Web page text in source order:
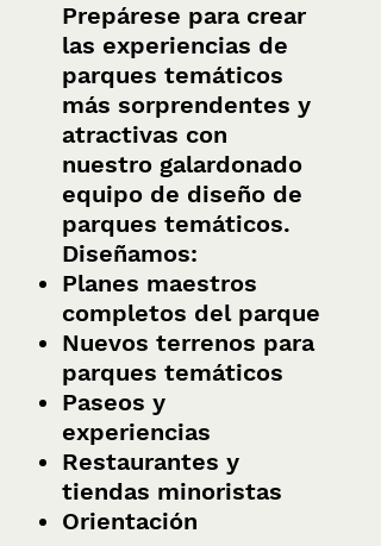
Prepárese para crear
las experiencias de
parques temáticos
más sorprendentes y
atractivas con
nuestro galardonado
equipo de diseño de
parques temáticos.
Diseñamos:
Planes maestros
completos del parque
Nuevos terrenos para
parques temáticos
Paseos y
experiencias
Restaurantes y
tiendas minoristas
Orientación